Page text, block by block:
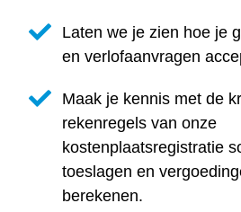
Laten we je zien hoe je
en verlofaanvragen
Maak je kennis met de
rekenregels van onze
kostenplaatsregistratie
toeslagen en
berekenen.